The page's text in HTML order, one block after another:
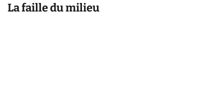
La faille du milieu